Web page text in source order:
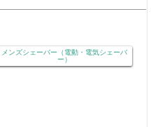
メンズシェーバー（電動・電気シェーバ
ー）